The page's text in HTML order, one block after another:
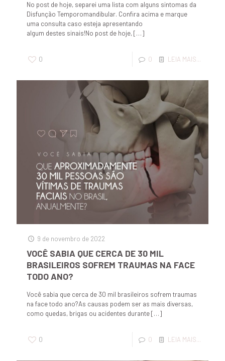
No post de hoje, separei uma lista com alguns sintomas da
Disfunção Temporomandibular. Confira acima e marque
uma consulta caso esteja apresentando
algum destes sinais!No post de hoje,[…]
0 0 LEIA MAIS...
9 de novembro de 2022
VOCÊ SABIA QUE CERCA DE 30 MIL
BRASILEIROS SOFREM TRAUMAS NA FACE
TODO ANO?
Você sabia que cerca de 30 mil brasileiros sofrem traumas
na face todo ano?As causas podem ser as mais diversas,
como quedas, brigas ou acidentes durante[…]
0 0 LEIA MAIS...